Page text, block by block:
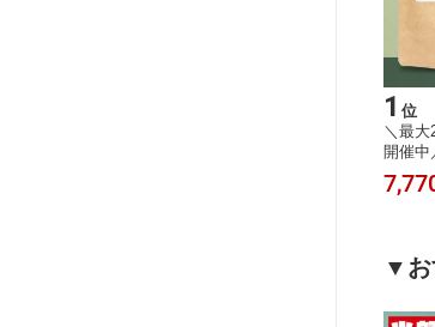
1 位
＼最大
開催中
ノシト
max
ンジ
製
▼お